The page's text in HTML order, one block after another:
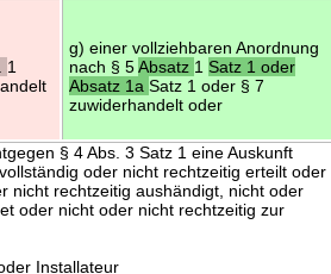
1
g) einer vollziehbaren Anordnung
nach § 5Absatz 1Satz 1 oder
Absatz 1aSatz 1 oder § 7
zuwiderhandelt oder
§ 4 Abs. 3 Satz 1 eine Auskunft
oder nicht rechtzeitig erteilt oder
nicht rechtzeitig aushändigt, nicht oder
oder nicht oder nicht rechtzeitig zur
Installateur